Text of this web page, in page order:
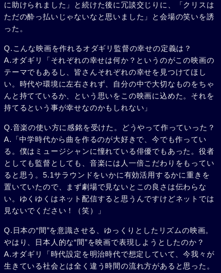
に助けられました」と続けた後に冗談交じりに、「クリスは
ただの酔っ払いじゃないなと思いました」と会場の笑いを誘
った。
Q.こんな映画を作れるオダギリ監督の幸せの定義は？
A.オダギリ「それぞれの幸せは何か？というのがこの映画の
テーマでもあるし、皆さんそれぞれの幸せを見つけてほし
い。時代や環境に左右されず、自分の中で大切なものをちゃ
んと持てているか、という思いをこの映画に込めた。それを
持てるという事が幸せなのかもしれない」
Q.音楽の使い方に感銘を受けた。どうやって作っていった？
A.「中学時代から曲を作るのが大好きで、今でも作ってい
る。僕はミュージシャンに憧れている俳優でもあった。役者
としても監督としても、音楽には人一倍こだわりをもってい
ると思う。5.1サラウンドをいかに有効活用するかに重きを
置いていたので、まず劇場で見ないとこの良さは伝わらな
い。ゆくゆくはネット配信すると思うんですけどネットでは
見ないでください！（笑）」
Q.日本の“間”を意識させる、ゆっくりとしたリズムの映画。
やはり、日本人的な“間”を映画で表現しようとしたのか？
A.オダギリ「時代設定を明治時代で想定していて、今我々が
生きている社会とは全く違う時間の流れ方があると思った。